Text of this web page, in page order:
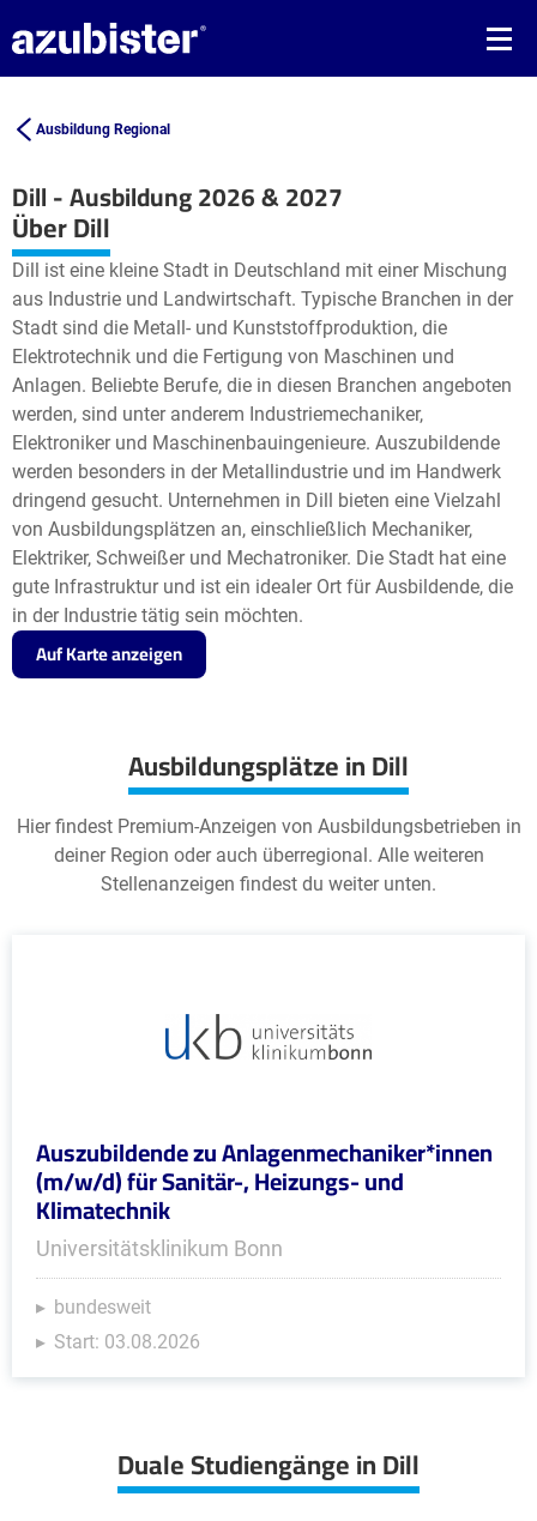
Ausbildung Regional
Dill - Ausbildung 2026 & 2027
+
−
Leaflet| ©
Über Dill
Dill ist eine kleine Stadt in Deutschland mit einer Mischung
aus Industrie und Landwirtschaft. Typische Branchen in der
Stadt sind die Metall- und Kunststoffproduktion, die
Elektrotechnik und die Fertigung von Maschinen und
Anlagen. Beliebte Berufe, die in diesen Branchen angeboten
werden, sind unter anderem Industriemechaniker,
Elektroniker und Maschinenbauingenieure. Auszubildende
werden besonders in der Metallindustrie und im Handwerk
dringend gesucht. Unternehmen in Dill bieten eine Vielzahl
von Ausbildungsplätzen an, einschließlich Mechaniker,
Elektriker, Schweißer und Mechatroniker. Die Stadt hat eine
gute Infrastruktur und ist ein idealer Ort für Ausbildende, die
in der Industrie tätig sein möchten.
Auf Karte anzeigen
Ausbildungsplätze in Dill
Hier findest Premium-Anzeigen von Ausbildungsbetrieben in
deiner Region oder auch überregional. Alle weiteren
Stellenanzeigen findest du weiter unten.
Auszubildende zu Anlagenmechaniker*innen
(m/w/d) für Sanitär-, Heizungs- und
Klimatechnik
Universitätsklinikum Bonn
bundesweit
Start: 03.08.2026
Duale Studiengänge in Dill